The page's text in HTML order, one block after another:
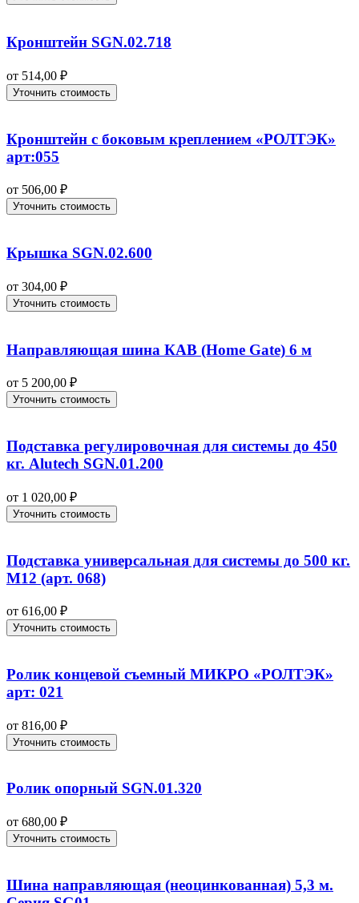
Кронштейн SGN.02.718
от 514,00 ₽
Уточнить стоимость
Кронштейн с боковым креплением «РОЛТЭК»
арт:055
от 506,00 ₽
Уточнить стоимость
Крышка SGN.02.600
от 304,00 ₽
Уточнить стоимость
Направляющая шина КАВ (Home Gate) 6 м
от 5 200,00 ₽
Уточнить стоимость
Подставка регулировочная для системы до 450
кг. Alutech SGN.01.200
от 1 020,00 ₽
Уточнить стоимость
Подставка универсальная для системы до 500 кг.
М12 (арт. 068)
от 616,00 ₽
Уточнить стоимость
Ролик концевой съемный МИКРО «РОЛТЭК»
арт: 021
от 816,00 ₽
Уточнить стоимость
Ролик опорный SGN.01.320
от 680,00 ₽
Уточнить стоимость
Шина направляющая (неоцинкованная) 5,3 м.